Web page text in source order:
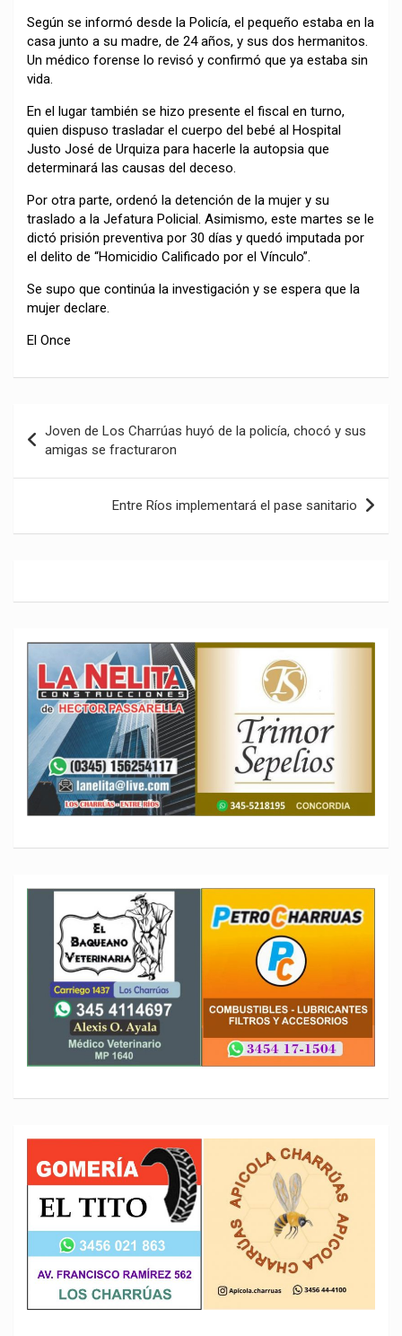
Según se informó desde la Policía, el pequeño estaba en la
casa junto a su madre, de 24 años, y sus dos hermanitos.
Un médico forense lo revisó y confirmó que ya estaba sin
vida.
En el lugar también se hizo presente el fiscal en turno,
quien dispuso trasladar el cuerpo del bebé al Hospital
Justo José de Urquiza para hacerle la autopsia que
determinará las causas del deceso.
Por otra parte, ordenó la detención de la mujer y su
traslado a la Jefatura Policial. Asimismo, este martes se le
dictó prisión preventiva por 30 días y quedó imputada por
el delito de “Homicidio Calificado por el Vínculo”.
Se supo que continúa la investigación y se espera que la
mujer declare.
El Once
de
entradas
Joven de Los Charrúas huyó de la policía, chocó y sus
amigas se fracturaron
Entre Ríos implementará el pase sanitario